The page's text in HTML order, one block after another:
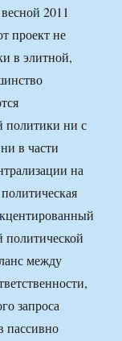
2011
проект не
в элитной,
политики ни с
в части
на
политической
между
запроса
пассивно